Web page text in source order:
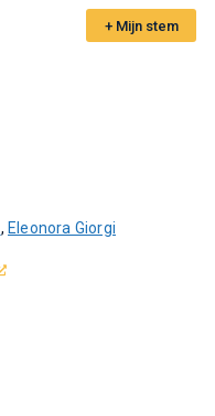
+ Mijn stem
, Eleonora Giorgi